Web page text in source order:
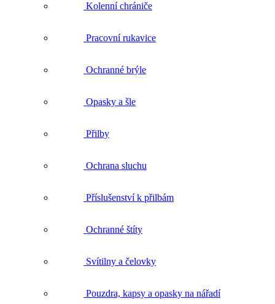
Kolenní chrániče
Pracovní rukavice
Ochranné brýle
Opasky a šle
Přilby
Ochrana sluchu
Příslušenství k přilbám
Ochranné štíty
Svítilny a čelovky
Pouzdra, kapsy a opasky na nářadí